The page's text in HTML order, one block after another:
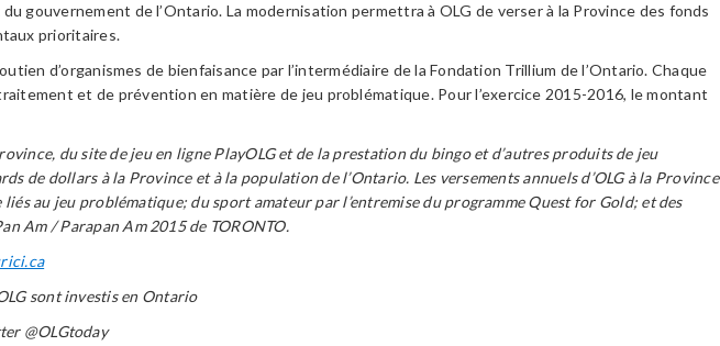
gouvernement de l’Ontario. La modernisation permettra à OLG de verser à la Province des fonds
prioritaires.
d’organismes de bienfaisance par l’intermédiaire de la Fondation Trillium de l’Ontario. Chaque
et de prévention en matière de jeu problématique. Pour l’exercice 2015-2016, le montant
du site de jeu en ligne PlayOLG et de la prestation du bingo et d’autres produits de jeu
de dollars à la Province et à la population de l’Ontario. Les versements annuels d’OLG à la Province
au jeu problématique; du sport amateur par l’entremise du programme Quest for Gold; et des
Am / Parapan Am 2015 de TORONTO.
sont investis en Ontario
@OLGtoday